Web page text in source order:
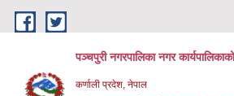
Skip to main content
पञ्चपुरी नगरपालिका नगर
कर्णाली प्रदेश, नेपाल